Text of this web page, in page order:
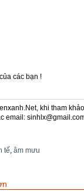
các bạn !
khi tham
email:
tế, âm mưu